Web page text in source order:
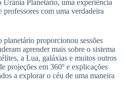
Urânia Planetário, uma experiência
com uma verdadeira
planetário proporcionou sessões
aprender mais sobre o sistema
a Lua, galáxias e muitos outros
projeções em 360º e explicações
a explorar o céu de uma maneira